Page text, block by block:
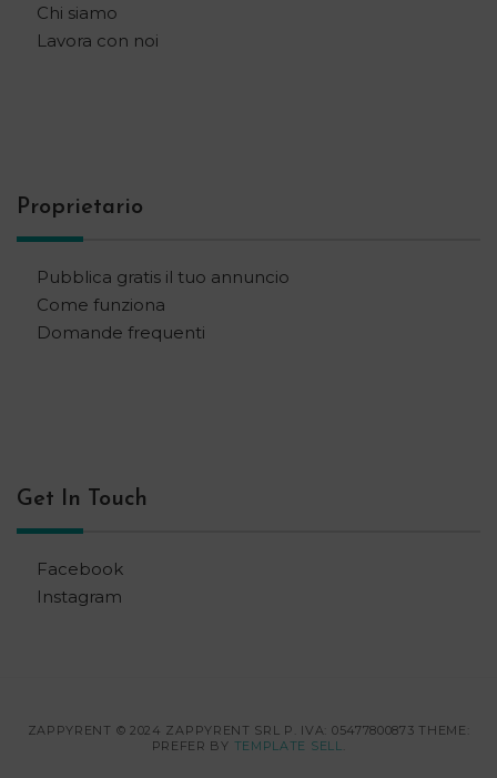
Chi siamo
Lavora con noi
Proprietario
Pubblica gratis il tuo annuncio
Come funziona
Domande frequenti
Get In Touch
Facebook
Instagram
ZAPPYRENT © 2024 ZAPPYRENT SRL P. IVA: 05477800873 THEME:
PREFER BY TEMPLATE SELL